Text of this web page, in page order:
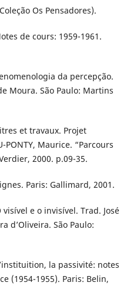
Os Pensadores).
de cours: 1959-1961.
da percepção.
Moura. São Paulo: Martins
et travaux. Projet
PONTY, Maurice. “Parcours
2000. p.09-35.
Paris: Gallimard, 2001.
visível e o invisível. Trad. José
d’Oliveira. São Paulo:
la passivité: notes
(1954-1955). Paris: Belin,